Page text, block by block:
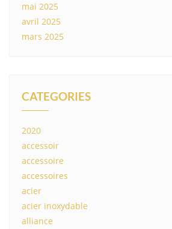
mai 2025
avril 2025
mars 2025
CATEGORIES
2020
accessoir
accessoire
accessoires
acier
acier inoxydable
alliance